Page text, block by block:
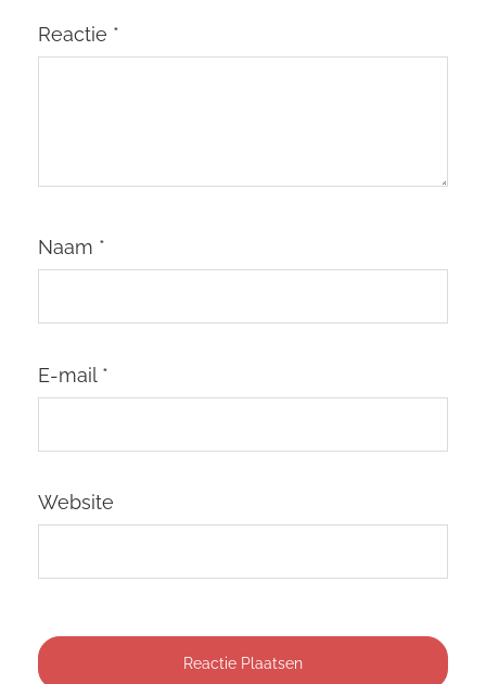
Reactie *
Naam *
E-mail *
Website